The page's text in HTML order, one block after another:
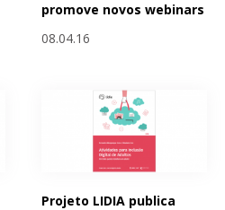
promove novos webinars
08.04.16
Projeto LIDIA publica